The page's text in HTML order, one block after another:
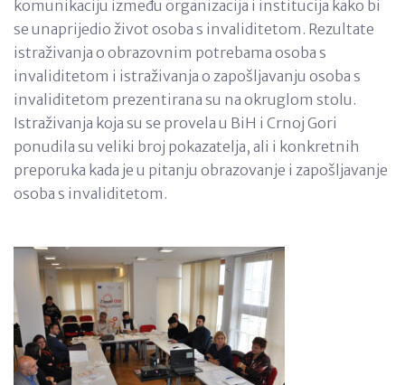
komunikaciju između organizacija i institucija kako bi
se unaprijedio život osoba s invaliditetom. Rezultate
istraživanja o obrazovnim potrebama osoba s
invaliditetom i istraživanja o zapošljavanju osoba s
invaliditetom prezentirana su na okruglom stolu.
Istraživanja koja su se provela u BiH i Crnoj Gori
ponudila su veliki broj pokazatelja, ali i konkretnih
preporuka kada je u pitanju obrazovanje i zapošljavanje
osoba s invaliditetom.